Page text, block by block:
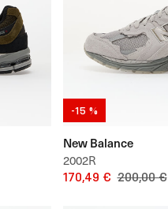
-15 %
New Balance
2002R
170,49 € 200,00 €